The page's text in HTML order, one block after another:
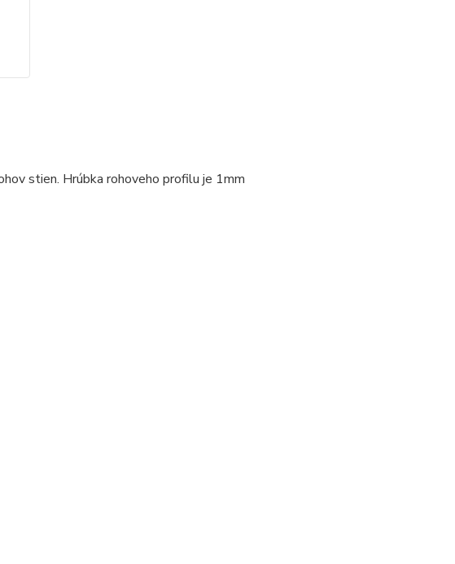
stien. Hrúbka rohoveho profilu je 1mm